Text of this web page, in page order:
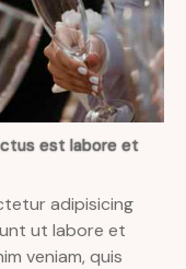
est labore et
adipisicing
ut labore et
veniam, quis